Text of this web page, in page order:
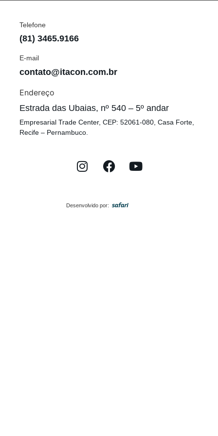
Telefone
(81) 3465.9166
E-mail
contato@itacon.com.br
Endereço
Estrada das Ubaias, nº 540 – 5º andar
Empresarial Trade Center, CEP: 52061-080, Casa Forte,
Recife – Pernambuco.
Desenvolvido por: